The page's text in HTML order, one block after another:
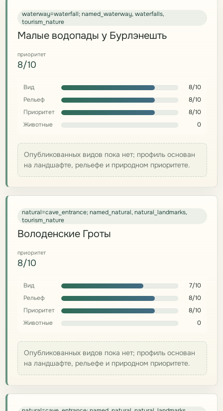
waterway=waterfall; named_waterway, waterfalls,
tourism_nature
Малые водопады у Бурлэнешть
приоритет
8/10
Вид
8/10
Рельеф
8/10
Приоритет
8/10
Животные
0
Опубликованных видов пока нет; профиль основан
на ландшафте, рельефе и природном приоритете.
natural=cave_entrance; named_natural, natural_landmarks,
tourism_nature
Володенские Гроты
приоритет
8/10
Вид
7/10
Рельеф
8/10
Приоритет
8/10
Животные
0
Опубликованных видов пока нет; профиль основан
на ландшафте, рельефе и природном приоритете.